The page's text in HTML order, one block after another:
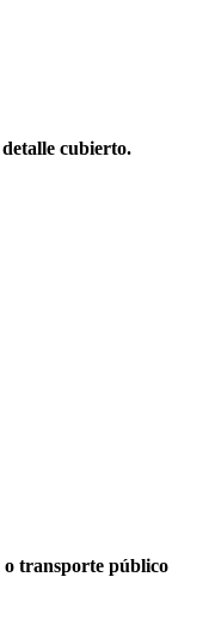
cubierto.
transporte público